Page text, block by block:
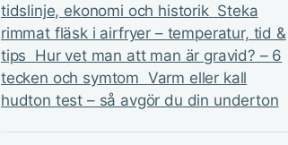
tidslinje, ekonomi och historik Steka
rimmat fläsk i airfryer – temperatur, tid &
tips Hur vet man att man är gravid? – 6
tecken och symtom Varm eller kall
hudton test – så avgör du din underton